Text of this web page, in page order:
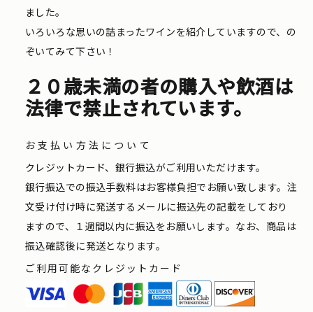
ました。
いろいろな思いの詰まったワインを紹介していますので、の
ぞいてみて下さい！
２０歳未満の者の購入や飲酒は
法律で禁止されています。
お支払い方法について
クレジットカード、銀行振込がご利用いただけます。
銀行振込での振込手数料はお客様負担でお願い致します。注
文受け付け時に発送するメールに振込先の記載をしており
ますので、１週間以内に振込をお願いします。なお、商品は
振込確認後に発送となります。
ご利用可能なクレジットカード